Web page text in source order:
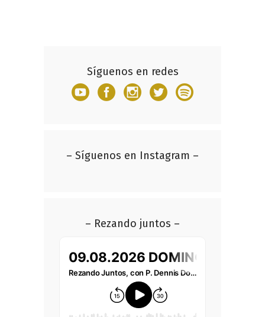
Síguenos en redes
– Síguenos en Instagram –
– Rezando juntos –